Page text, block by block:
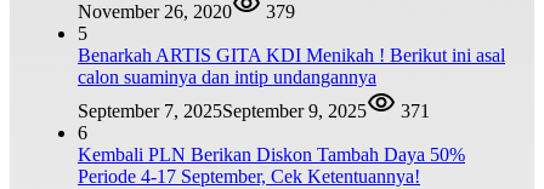
November 26, 2020
379
5
Benarkah ARTIS GITA KDI Menikah ! Berikut ini asal
calon suaminya dan intip undangannya
September 7, 2025September 9, 2025
371
6
Kembali PLN Berikan Diskon Tambah Daya 50%
Periode 4-17 September, Cek Ketentuannya!